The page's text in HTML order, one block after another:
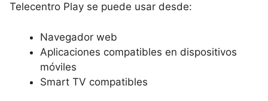
Telecentro Play se puede usar desde:
Navegador web
Aplicaciones compatibles en dispositivos
móviles
Smart TV compatibles